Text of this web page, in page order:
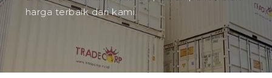
harga terbaik dari kami.